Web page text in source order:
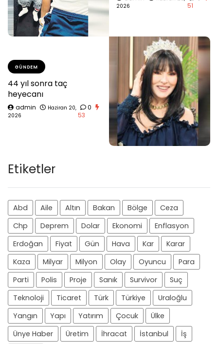
2026
51
GÜNDEM
44 yıl sonra taç
heyecanı
admin
Haziran 20,
2026
0
53
Etiketler
Abd Aile Altın Bakan Bölge
Ceza
Chp
Deprem Dolar Ekonomi
Enflasyon
Erdoğan
Fiyat Gün Hava Kar
Karar
Kaza
Milyar Milyon Olay Oyuncu
Para
Parti
Polis Proje Sanık Survivor
Suç
Teknoloji
Ticaret Türk Türkiye
Uraloğlu
Yangın
Yapı Yatırım Çocuk
Ülke
Ünye Haber
Üretim İhracat İstanbul
İş